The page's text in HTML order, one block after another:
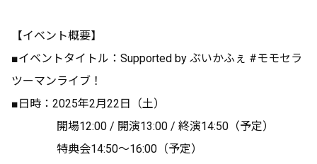
【イベント概要】
■イベントタイトル：Supported by ぶいかふぇ #モモセラ
ツーマンライブ！
■日時：2025年2月22日（土）
開場12:00 / 開演13:00 / 終演14:50（予定）
特典会14:50〜16:00（予定）